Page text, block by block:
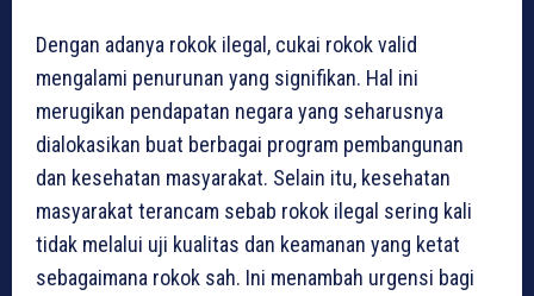
Dengan adanya rokok ilegal, cukai rokok valid
mengalami penurunan yang signifikan. Hal ini
merugikan pendapatan negara yang seharusnya
dialokasikan buat berbagai program pembangunan
dan kesehatan masyarakat. Selain itu, kesehatan
masyarakat terancam sebab rokok ilegal sering kali
tidak melalui uji kualitas dan keamanan yang ketat
sebagaimana rokok sah. Ini menambah urgensi bagi